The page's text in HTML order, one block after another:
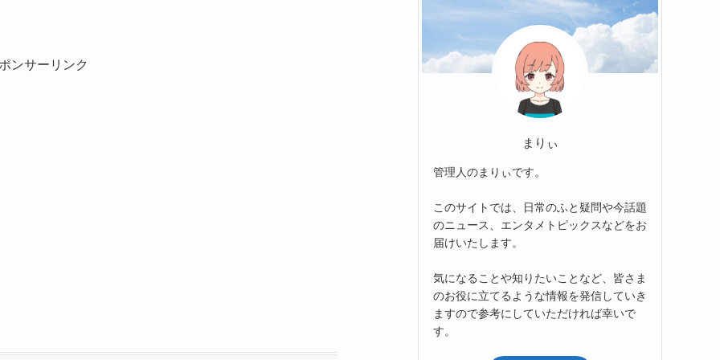
ンサーリンク
まりぃ
管理人のまりぃです。
このサイトでは、日常のふと疑問や今話題
のニュース、エンタメトピックスなどをお
届けいたします。
気になることや知りたいことなど、皆さま
のお役に立てるような情報を発信していき
ますので参考にしていただければ幸いで
す。